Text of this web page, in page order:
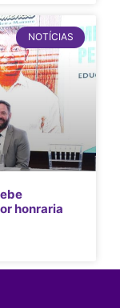
NOTÍCIAS
honraria